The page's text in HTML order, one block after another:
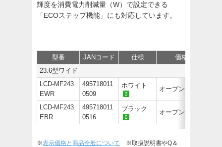
輝度を消費電力削減量（W）で設定できる
「ECOステップ機能」にも対応しています。
型番 JANコード 仕様 価格
23.6型ワイド
LCD-MF243
EWR
495718011
0509
ホワイト オープン価格
LCD-MF243
EBR
495718011
0516
ブラック オープン価格
※表示価格と商品全般について ※取扱説明書やQ＆